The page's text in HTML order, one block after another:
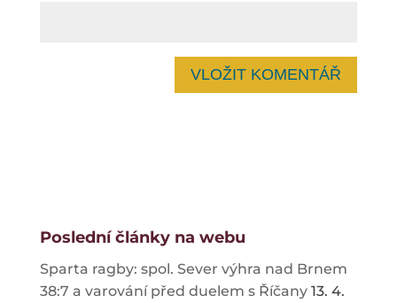
Poslední články na webu
Sparta ragby: spol. Sever výhra nad Brnem
38:7 a varování před duelem s Říčany 13. 4.